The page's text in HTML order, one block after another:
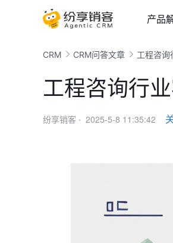
产品
CRM CRM问答文章 工程咨询
工程咨询行
纷享销客 · 2025-5-8 11:35:42